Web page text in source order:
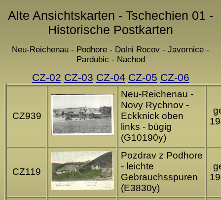
Alte Ansichtskarten - Tschechien 01 -
Historische Postkarten
Neu-Reichenau - Podhore - Dolni Rocov - Javornice -
Pardubic - Nachod
CZ-02 CZ-03 CZ-04 CZ-05 CZ-06
CZ939
Neu-Reichenau -
Novy Rychnov -
Eckknick oben
links - bügig
(G10190y)
CZ119
Pozdrav z Podhore
- leichte
Gebrauchsspuren
(E3830y)